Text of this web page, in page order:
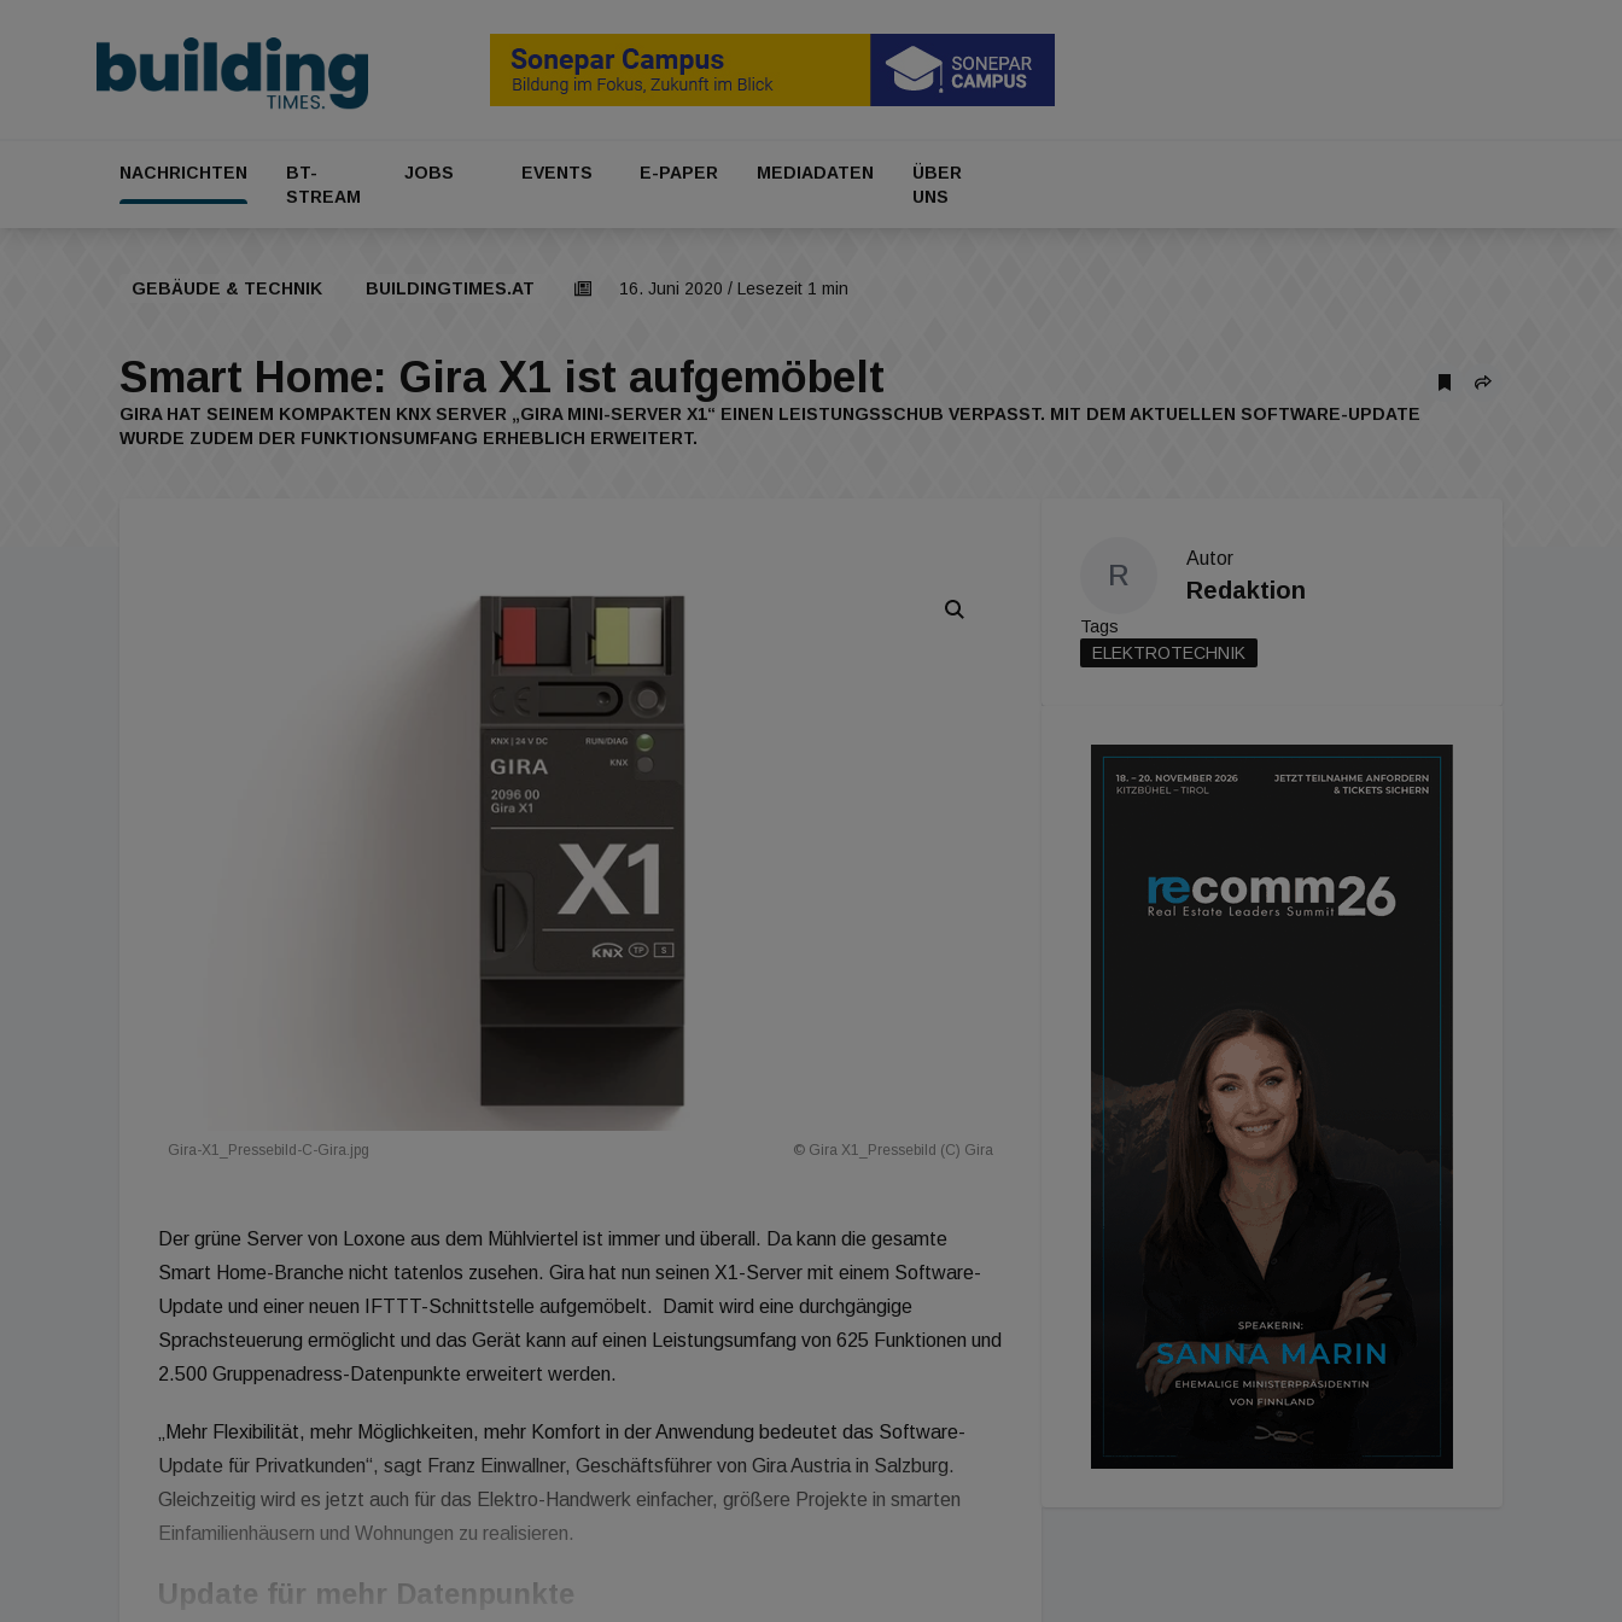
NACHRICHTEN
BT-
STREAM
JOBS EVENTS E-PAPER MEDIADATEN
ÜBER
UNS
GEBÄUDE & TECHNIK BUILDINGTIMES.AT 16. Juni 2020 / Lesezeit 1 min
Smart Home: Gira X1 ist aufgemöbelt
GIRA HAT SEINEM KOMPAKTEN KNX SERVER „GIRA MINI-SERVER X1“ EINEN LEISTUNGSSCHUB VERPASST. MIT DEM AKTUELLEN SOFTWARE-UPDATE
WURDE ZUDEM DER FUNKTIONSUMFANG ERHEBLICH ERWEITERT.
Gira-X1_Pressebild-C-Gira.jpg © Gira X1_Pressebild (C) Gira
Der grüne Server von Loxone aus dem Mühlviertel ist immer und überall. Da kann die gesamte
Smart Home-Branche nicht tatenlos zusehen. Gira hat nun seinen X1-Server mit einem Software-
Update und einer neuen IFTTT-Schnittstelle aufgemöbelt. Damit wird eine durchgängige
Sprachsteuerung ermöglicht und das Gerät kann auf einen Leistungsumfang von 625 Funktionen und
2.500 Gruppenadress-Datenpunkte erweitert werden.
„Mehr Flexibilität, mehr Möglichkeiten, mehr Komfort in der Anwendung bedeutet das Software-
Update für Privatkunden“, sagt Franz Einwallner, Geschäftsführer von Gira Austria in Salzburg.
Gleichzeitig wird es jetzt auch für das Elektro-Handwerk einfacher, größere Projekte in smarten
Einfamilienhäusern und Wohnungen zu realisieren.
Update für mehr Datenpunkte
R
Autor
Redaktion
Tags
ELEKTROTECHNIK